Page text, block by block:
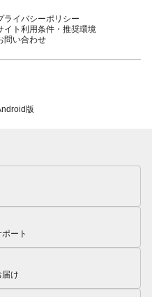
ライバシーポリシー
イト利用条件・推奨環境
問い合わせ
版
ート
け